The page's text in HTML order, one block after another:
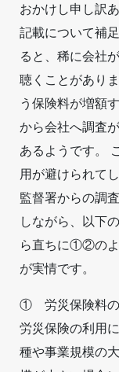
おかけし申し訳
記載について補
ると、稀に会社
聴くことがあり
う保険料が増額
から会社へ調査
あるようです。
用が避けられて
監督署からの調
しながら、以下
ら直ちに①②のよ
が実情です。
① 労災保険料の
労災保険の利用
種や事業規模の